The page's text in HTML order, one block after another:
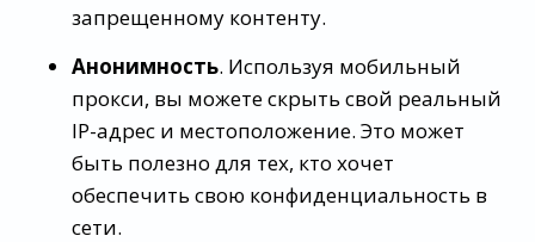
запрещенному контенту.
Анонимность. Используя мобильный
прокси, вы можете скрыть свой реальный
IP-адрес и местоположение. Это может
быть полезно для тех, кто хочет
обеспечить свою конфиденциальность в
сети.